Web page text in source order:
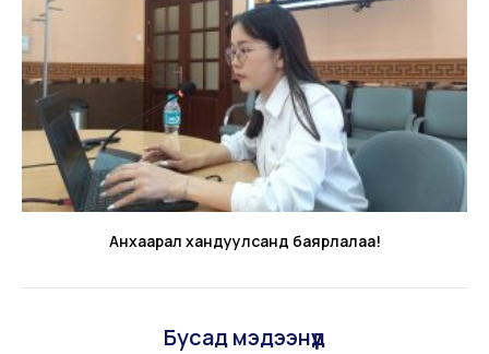
Анхаарал хандуулсанд баярлалаа!
Бусад мэдээнүүд